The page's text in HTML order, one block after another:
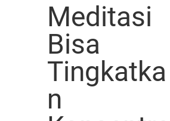
Meditasi
Bisa
Tingkatka
n